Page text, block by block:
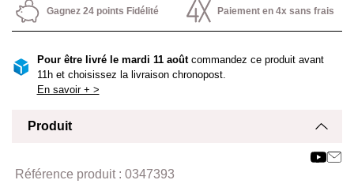
Gagnez 24 points Fidélité Paiement en 4x sans frais
Pour être livré le mardi 11 aoûtcommandez ce produit avant
11h et choisissez la livraison chronopost.
En savoir + >
Produit
Référence produit : 0347393